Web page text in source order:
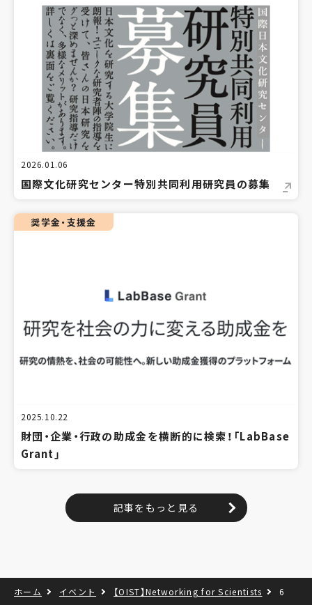
2026.01.06
国際文化研究センター特別共同利用研究員の募集
奨学金・支援金
2025.10.22
財団・企業・行政の助成金を横断的に検索！「LabBase
Grant」
記事をもっと見る
ホーム イベント 【OIST】Networking for Scientists 6